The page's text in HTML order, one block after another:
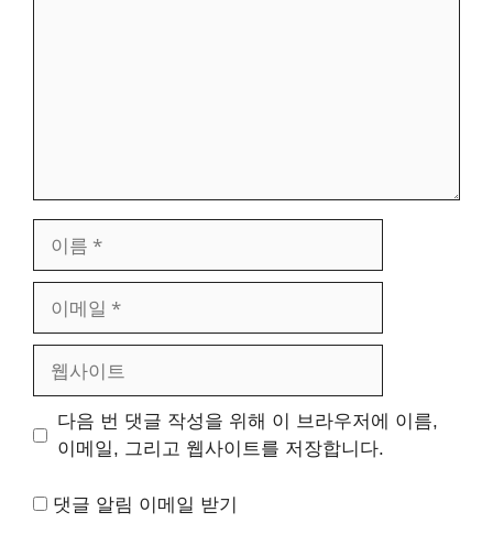
일
트
다음 번 댓글 작성을 위해 이 브라우저에 이름,
이메일, 그리고 웹사이트를 저장합니다.
댓글 알림 이메일 받기